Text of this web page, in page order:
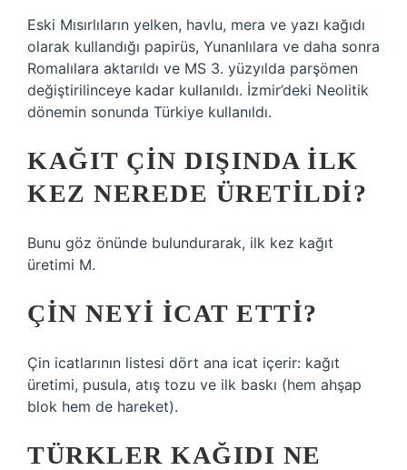
Eski Mısırlıların yelken, havlu, mera ve yazı kağıdı
olarak kullandığı papirüs, Yunanlılara ve daha sonra
Romalılara aktarıldı ve MS 3. yüzyılda parşömen
değiştirilinceye kadar kullanıldı. İzmir’deki Neolitik
dönemin sonunda Türkiye kullanıldı.
KAĞIT ÇIN DIŞINDA ILK
KEZ NEREDE ÜRETILDI?
Bunu göz önünde bulundurarak, ilk kez kağıt
üretimi M.
ÇIN NEYI ICAT ETTI?
Çin icatlarının listesi dört ana icat içerir: kağıt
üretimi, pusula, atış tozu ve ilk baskı (hem ahşap
blok hem de hareket).
TÜRKLER KAĞIDI NE